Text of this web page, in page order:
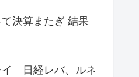
決算またぎ 結果
イ 日経レバ、ルネ